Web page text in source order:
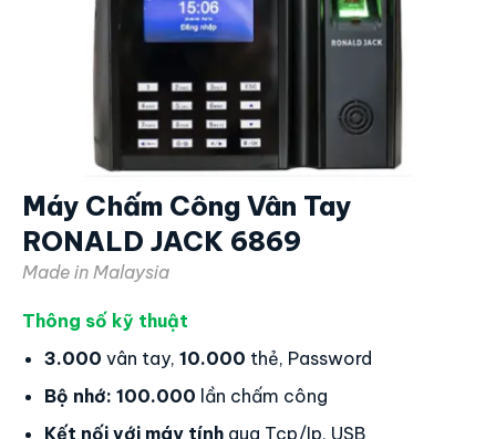
Máy Chấm Công Vân Tay
RONALD JACK 6869
Made in Malaysia
Thông số kỹ thuật
3.000 vân tay, 10.000 thẻ, Password
Bộ nhớ: 100.000 lần chấm công
Kết nối với máy tính qua Tcp/Ip, USB